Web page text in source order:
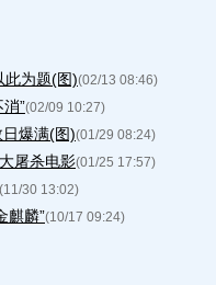
此为题(图)(02/13 08:46)
”(02/09 10:27)
爆满(图)(01/29 08:24)
屠杀电影(01/25 17:57)
(11/30 13:02)
麒麟”(10/17 09:24)